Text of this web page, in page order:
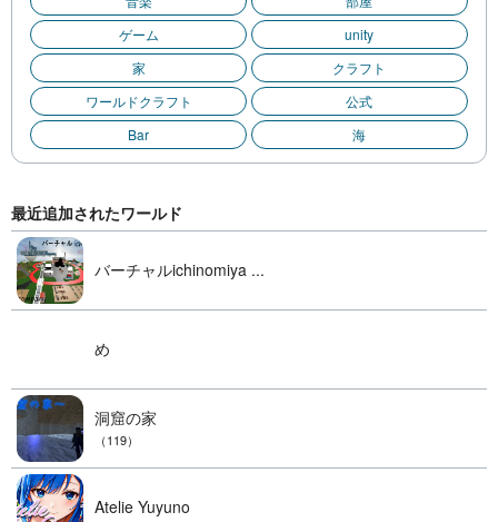
ゲーム
unity
家
クラフト
ワールドクラフト
公式
Bar
海
最近追加されたワールド
バーチャルichinomiya ...
め
洞窟の家
（119）
Atelie Yuyuno